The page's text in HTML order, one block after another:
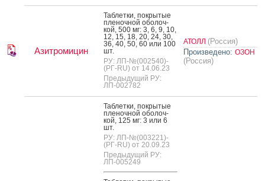
Азитромицин
Таб­летки, пок­ры­тые
пле­ноч­ной обо­лоч­
кой, 500 мг: 3, 6, 9, 10,
12, 15, 18, 20, 24, 30,
36, 40, 50, 60 или 100
шт.
РУ: ЛП-№(002540)-
(РГ-RU) от 14.06.23
Предыдущий РУ:
ЛП-002782
АТОЛЛ (Россия)
Произведено: ОЗОН
(Россия)
Таб­летки, пок­ры­тые
пле­ноч­ной обо­лоч­
кой, 125 мг: 3 или 6
шт.
РУ: ЛП-№(003221)-
(РГ-RU) от 20.09.23
Предыдущий РУ:
ЛП-005249